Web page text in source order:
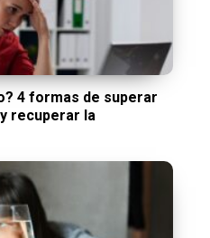
4 formas de superar
recuperar la